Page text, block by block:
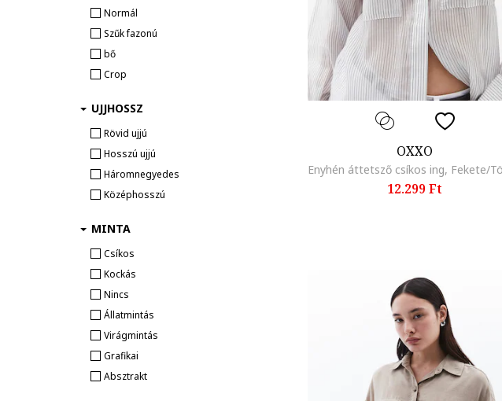
OXXO
12.299 Ft
Normál
Szűk fazonú
bő
Crop
UJJHOSSZ
Rövid ujjú
Hosszú ujjú
Háromnegyedes
Középhosszú
MINTA
Csíkos
Kockás
Nincs
Állatmintás
Virágmintás
Grafikai
Absztrakt